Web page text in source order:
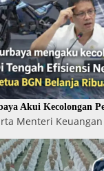
Akui Kecolongan
Menteri